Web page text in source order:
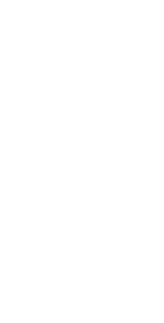
з розділу